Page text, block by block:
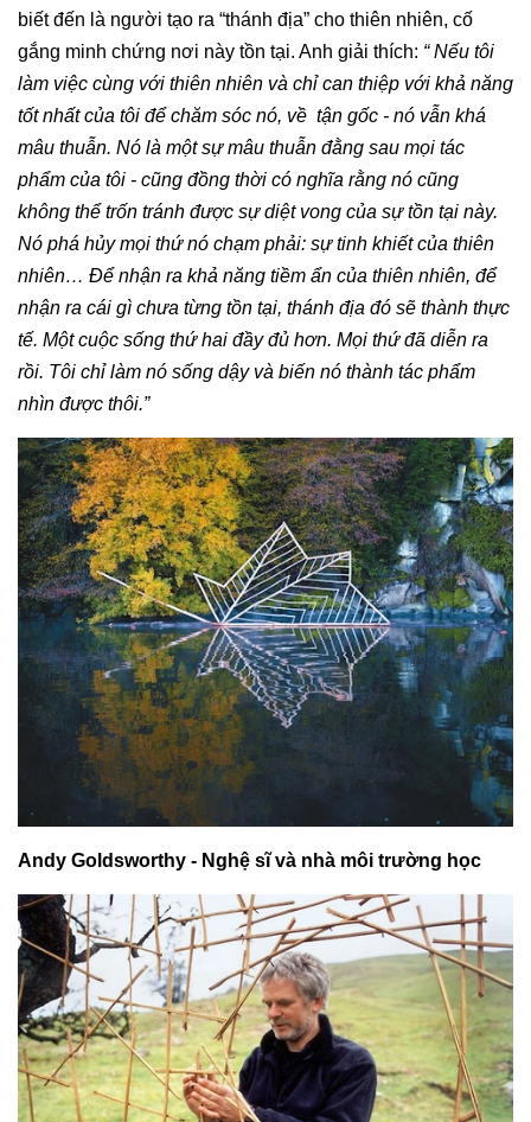
biết đến là người tạo ra “thánh địa” cho thiên nhiên, cố
gắng minh chứng nơi này tồn tại. Anh giải thích: “ Nếu tôi
làm việc cùng với thiên nhiên và chỉ can thiệp với khả năng
tốt nhất của tôi để chăm sóc nó, về tận gốc - nó vẫn khá
mâu thuẫn. Nó là một sự mâu thuẫn đằng sau mọi tác
phẩm của tôi - cũng đồng thời có nghĩa rằng nó cũng
không thể trốn tránh được sự diệt vong của sự tồn tại này.
Nó phá hủy mọi thứ nó chạm phải: sự tinh khiết của thiên
nhiên… Để nhận ra khả năng tiềm ẩn của thiên nhiên, để
nhận ra cái gì chưa từng tồn tại, thánh địa đó sẽ thành thực
tế. Một cuộc sống thứ hai đầy đủ hơn. Mọi thứ đã diễn ra
rồi. Tôi chỉ làm nó sống dậy và biến nó thành tác phẩm
nhìn được thôi.”
Andy Goldsworthy - Nghệ sĩ và nhà môi trường học